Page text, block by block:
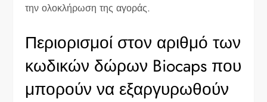
την ολοκλήρωση της αγοράς.
Περιορισμοί στον αριθμό των
κωδικών δώρων Biocaps που
μπορούν να εξαργυρωθούν